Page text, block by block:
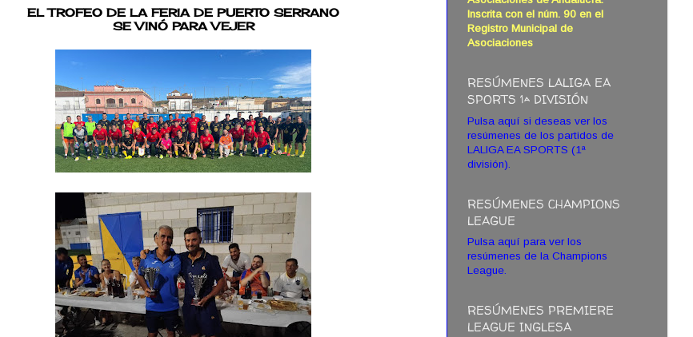
EL TROFEO DE LA FERIA DE PUERTO SERRANO
SE VINÓ PARA VEJER
Inscrita con el núm. 90 en el
Registro Municipal de
Asociaciones
RESÚMENES LALIGA EA
SPORTS 1ª DIVISIÓN
Pulsa aquí si deseas ver los
resúmenes de los partidos de
LALIGA EA SPORTS (1ª
división).
RESÚMENES CHAMPIONS
LEAGUE
Pulsa aquí para ver los
resúmenes de la Champions
League.
RESÚMENES PREMIERE
LEAGUE INGLESA